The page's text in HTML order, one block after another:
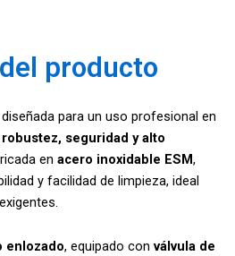
producto
para un uso profesional en
robustez, seguridad y alto
en acero inoxidable ESM,
y facilidad de limpieza, ideal
enlozado, equipado con válvula de